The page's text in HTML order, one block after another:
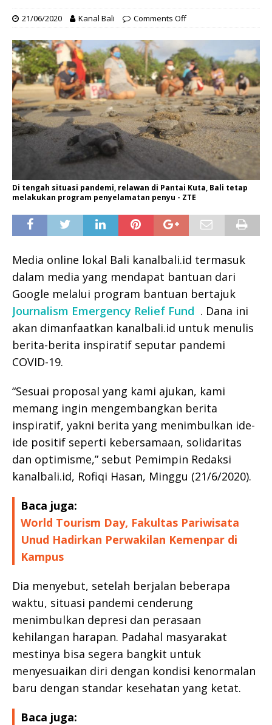
21/06/2020 Kanal Bali Comments Off
Di tengah situasi pandemi, relawan di Pantai Kuta, Bali tetap
melakukan program penyelamatan penyu - ZTE
Media online lokal Bali kanalbali.id termasuk
dalam media yang mendapat bantuan dari
Google melalui program bantuan bertajuk
Journalism Emergency Relief Fund . Dana ini
akan dimanfaatkan kanalbali.id untuk menulis
berita-berita inspiratif seputar pandemi
COVID-19.
“Sesuai proposal yang kami ajukan, kami
memang ingin mengembangkan berita
inspiratif, yakni berita yang menimbulkan ide-
ide positif seperti kebersamaan, solidaritas
dan optimisme,” sebut Pemimpin Redaksi
kanalbali.id, Rofiqi Hasan, Minggu (21/6/2020).
Baca juga:
World Tourism Day, Fakultas Pariwisata
Unud Hadirkan Perwakilan Kemenpar di
Kampus
Dia menyebut, setelah berjalan beberapa
waktu, situasi pandemi cenderung
menimbulkan depresi dan perasaan
kehilangan harapan. Padahal masyarakat
mestinya bisa segera bangkit untuk
menyesuaikan diri dengan kondisi kenormalan
baru dengan standar kesehatan yang ketat.
Baca juga: